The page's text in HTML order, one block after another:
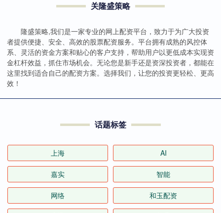
关隆盛策略
隆盛策略,我们是一家专业的网上配资平台，致力于为广大投资
者提供便捷、安全、高效的股票配资服务。平台拥有成熟的风控体
系、灵活的资金方案和贴心的客户支持，帮助用户以更低成本实现资
金杠杆效益，抓住市场机会。无论您是新手还是资深投资者，都能在
这里找到适合自己的配资方案。选择我们，让您的投资更轻松、更高
效！
话题标签
上海 AI
嘉实 智能
网络 和玉配资